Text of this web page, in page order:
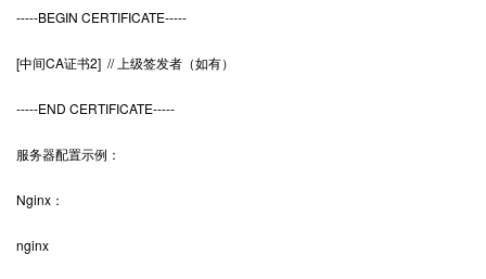
-----BEGIN CERTIFICATE-----
[中间CA证书2] // 上级签发者（如有）
-----END CERTIFICATE-----
服务器配置示例：
Nginx：
nginx